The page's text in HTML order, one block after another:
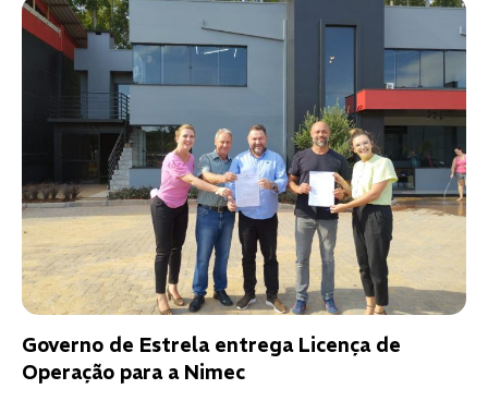
Governo de Estrela entrega Licença de
Operação para a Nimec